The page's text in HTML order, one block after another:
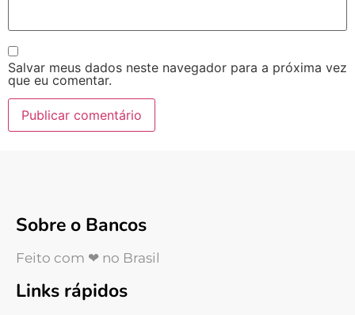
Salvar meus dados neste navegador para a próxima vez
que eu comentar.
Sobre o Bancos
Feito com ❤ no Brasil
Links rápidos